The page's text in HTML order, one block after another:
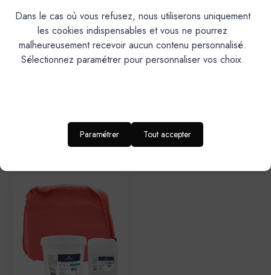
(Poudre + Liant)
276,20€
(Poudre en SAC + Liant)
488,30€
Dans le cas où vous refusez, nous utiliserons uniquement
les cookies indispensables et vous ne pourrez
malheureusement recevoir aucun contenu personnalisé.
Sélectionnez paramétrer pour personnaliser vos choix.
Paramétrer Tout accepter